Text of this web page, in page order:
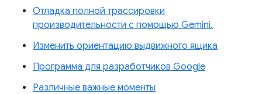
Отладка полной трассировки
производительности с помощью Gemini.
Изменить ориентацию выдвижного ящика
Программа для разработчиков Google
Различные важные моменты